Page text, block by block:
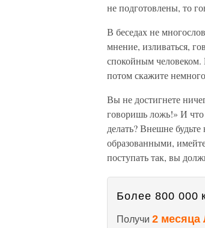
не подготовлены, то
В беседах не
мнение, изливаться,
спокойным человеком.
потом скажите
Вы не достигнете
говоришь ложь!» И
делать? Внешне
образованными,
поступать так, вы
Более 800 000
Получи 2 месяца